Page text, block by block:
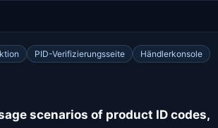
PID-Verifizierungsseite
Händlerkonsole
scenarios of product ID codes,